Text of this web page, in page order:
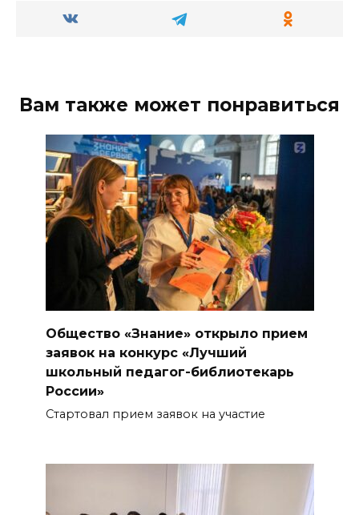
Вам также может понравиться
Общество «Знание» открыло прием
заявок на конкурс «Лучший
школьный педагог-библиотекарь
России»
Стартовал прием заявок на участие